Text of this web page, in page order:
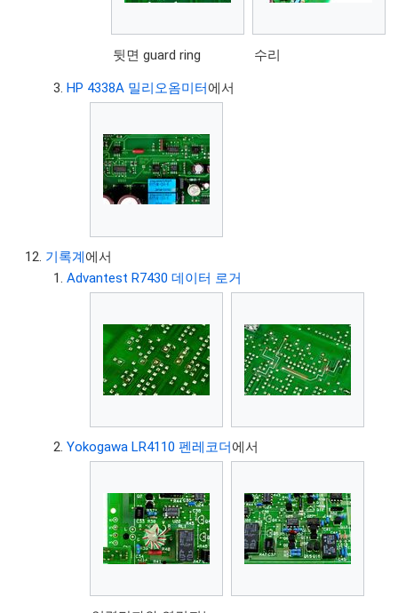
뒷면 guard ring 수리
HP 4338A 밀리오옴미터에서
기록계에서
Advantest R7430 데이터 로거
Yokogawa LR4110 펜레코더에서